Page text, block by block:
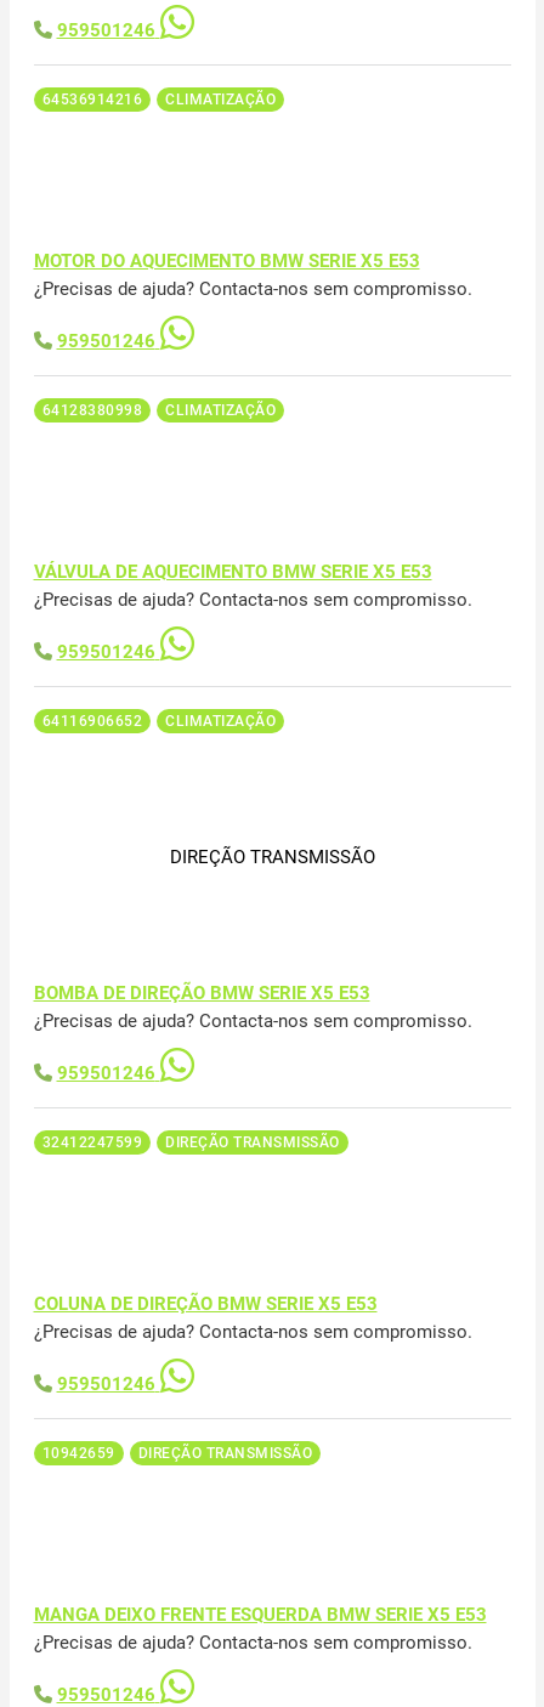
959501246
64536914216 CLIMATIZAÇÃO
MOTOR DO AQUECIMENTO BMW SERIE X5 E53
¿Precisas de ajuda? Contacta-nos sem compromisso.
959501246
64128380998 CLIMATIZAÇÃO
VÁLVULA DE AQUECIMENTO BMW SERIE X5 E53
¿Precisas de ajuda? Contacta-nos sem compromisso.
959501246
64116906652 CLIMATIZAÇÃO
DIREÇÃO TRANSMISSÃO
BOMBA DE DIREÇÃO BMW SERIE X5 E53
¿Precisas de ajuda? Contacta-nos sem compromisso.
959501246
32412247599 DIREÇÃO TRANSMISSÃO
COLUNA DE DIREÇÃO BMW SERIE X5 E53
¿Precisas de ajuda? Contacta-nos sem compromisso.
959501246
10942659 DIREÇÃO TRANSMISSÃO
MANGA DEIXO FRENTE ESQUERDA BMW SERIE X5 E53
¿Precisas de ajuda? Contacta-nos sem compromisso.
959501246